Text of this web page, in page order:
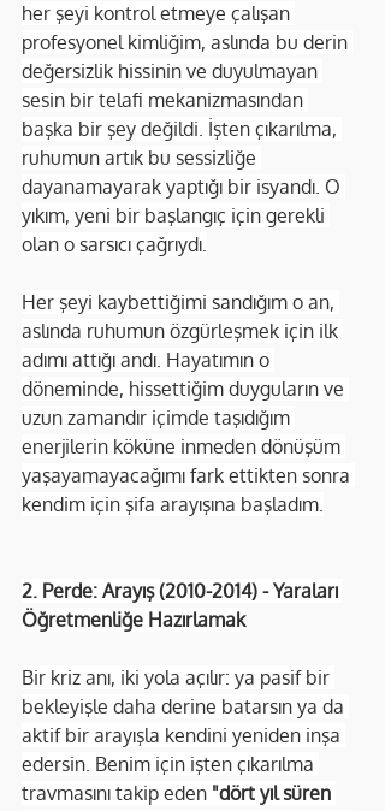
her şeyi kontrol etmeye çalışan
profesyonel kimliğim, aslında bu derin
değersizlik hissinin ve duyulmayan
sesin bir telafi mekanizmasından
başka bir şey değildi. İşten çıkarılma,
ruhumun artık bu sessizliğe
dayanamayarak yaptığı bir isyandı. O
yıkım, yeni bir başlangıç için gerekli
olan o sarsıcı çağrıydı.
Her şeyi kaybettiğimi sandığım o an,
aslında ruhumun özgürleşmek için ilk
adımı attığı andı. Hayatımın o
döneminde, hissettiğim duyguların ve
uzun zamandır içimde taşıdığım
enerjilerin köküne inmeden dönüşüm
yaşayamayacağımı fark ettikten sonra
kendim için şifa arayışına başladım.
2. Perde: Arayış (2010-2014) - Yaraları
Öğretmenliğe Hazırlamak
Bir kriz anı, iki yola açılır: ya pasif bir
bekleyişle daha derine batarsın ya da
aktif bir arayışla kendini yeniden inşa
edersin. Benim için işten çıkarılma
travmasını takip eden "dört yıl süren